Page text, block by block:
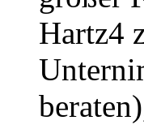
Hartz4